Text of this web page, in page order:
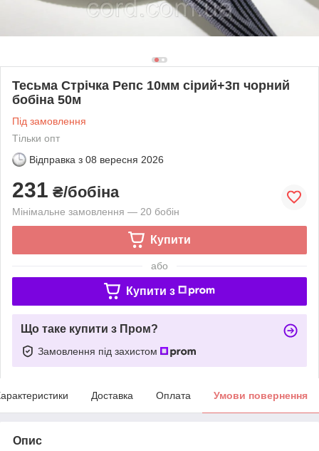
Тесьма Стрічка Репс 10мм сірий+3п чорний
бобіна 50м
Під замовлення
Тільки опт
Відправка з 08 вересня 2026
231 ₴/бобіна
Мінімальне замовлення — 20 бобін
Купити
або
Купити з
Що таке купити з Пром?
Замовлення під захистом
Доставка Оплата Умови повернення
Опис